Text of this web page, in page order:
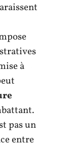
à
pas un
entre